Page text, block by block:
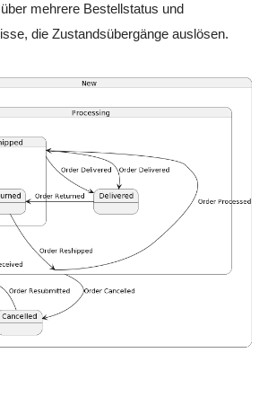
mehrere Bestellstatus und
die Zustandsübergänge auslösen.